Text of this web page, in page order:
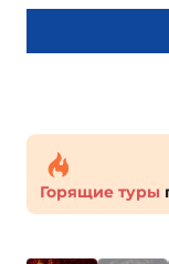
Горящие туры